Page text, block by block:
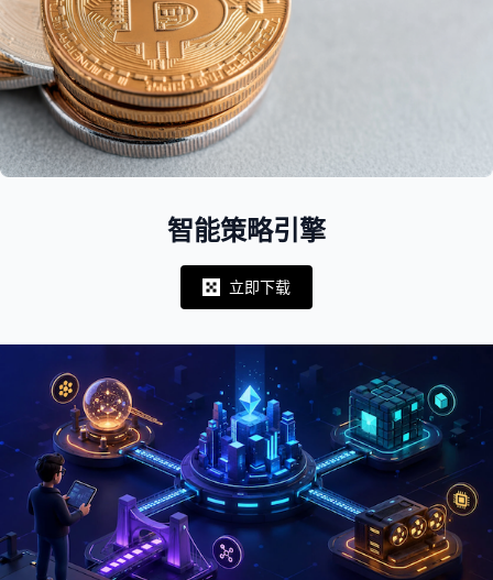
智能策略引擎
Notifications
立即下载